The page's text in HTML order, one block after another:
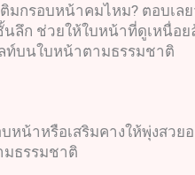
ติมกรอบหน้าคมไหม? ตอบเ
นลึก ช่วยให้ใบหน้าที่ดูเหนื่อ
ลท์บนใบหน้าตามธรรมชาติ
น้าหรือเสริมคางให้พุ่งสว
มธรรมชาติ